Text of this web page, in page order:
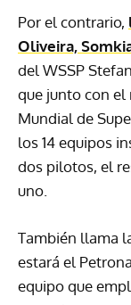
Por el contrario,
Oliveira,
del WSSP
que junto con el
Mundial de
los 14 equipos
dos pilotos, el
uno.
También llama
estará el
equipo que